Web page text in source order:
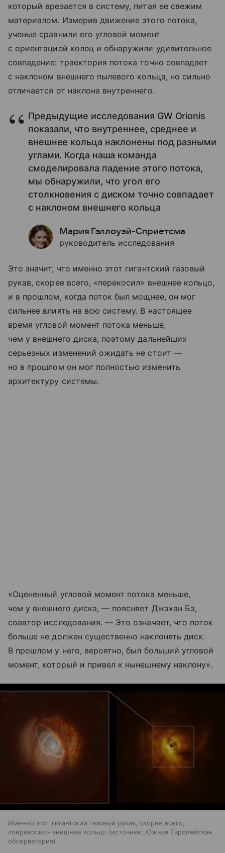
который врезается в систему, питая ее свежим
материалом. Измерив движение этого потока,
ученые сравнили его угловой момент
с ориентацией колец и обнаружили удивительное
совпадение: траектория потока точно совпадает
с наклоном внешнего пылевого кольца, но сильно
отличается от наклона внутреннего.
Предыдущие исследования GW Orionis
показали, что внутреннее, среднее и
внешнее кольца наклонены под разными
углами. Когда наша команда
смоделировала падение этого потока,
мы обнаружили, что угол его
столкновения с диском точно совпадает
с наклоном внешнего кольца
Мария Гэллоуэй-Сприетсма
руководитель исследования
Это значит, что именно этот гигантский газовый
рукав, скорее всего, «перекосил» внешнее кольцо,
и в прошлом, когда поток был мощнее, он мог
сильнее влиять на всю систему. В настоящее
время угловой момент потока меньше,
чем у внешнего диска, поэтому дальнейших
серьезных изменений ожидать не стоит —
но в прошлом он мог полностью изменить
архитектуру системы.
«Оцененный угловой момент потока меньше,
чем у внешнего диска, — поясняет Джэхан Бэ,
соавтор исследования. — Это означает, что поток
больше не должен существенно наклонять диск.
В прошлом у него, вероятно, был больший угловой
момент, который и привел к нынешнему наклону».
Именно этот гигантский газовый рукав, скорее всего,
«перекосил» внешнее кольцо
источник: Южная Европейская
обсерватория